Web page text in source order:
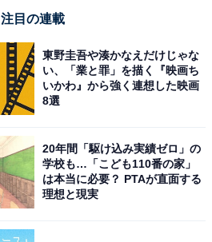
注目の連載
東野圭吾や湊かなえだけじゃな
い、「業と罪」を描く『映画ち
いかわ』から強く連想した映画
8選
20年間「駆け込み実績ゼロ」の
学校も…「こども110番の家」
は本当に必要？ PTAが直面する
理想と現実